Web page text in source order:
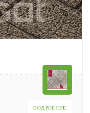
ПОДРОБНЕЕ